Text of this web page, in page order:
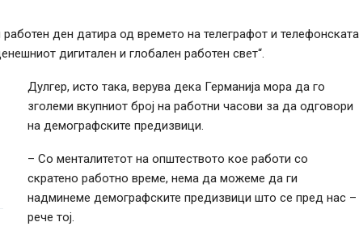
ден датира од времето на телеграфот и телефонската
дигитален и глобален работен свет“.
Дулгер, исто така, верува дека Германија мора да го
зголеми вкупниот број на работни часови за да одговори
на демографските предизвици.
– Со менталитетот на општеството кое работи со
скратено работно време, нема да можеме да ги
надминеме демографските предизвици што се пред нас –
рече тој.